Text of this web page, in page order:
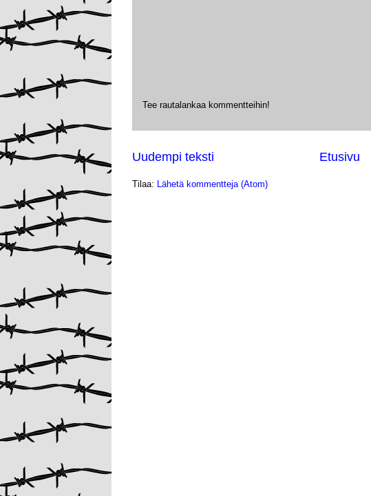
Tee rautalankaa kommentteihin!
Uudempi teksti Etusivu
Tilaa: Lähetä kommentteja (Atom)